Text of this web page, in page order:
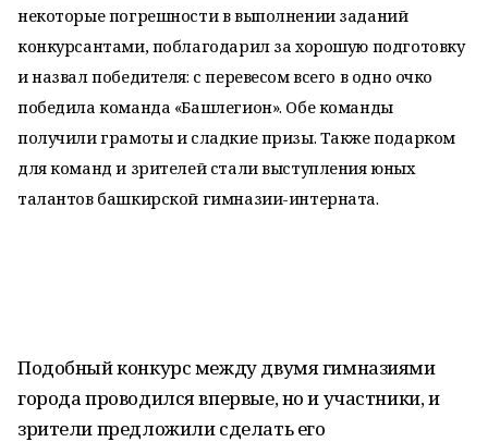
некоторые погрешности в выполнении заданий
конкурсантами, поблагодарил за хорошую подготовку
и назвал победителя: с перевесом всего в одно очко
победила команда «Башлегион». Обе команды
получили грамоты и сладкие призы. Также подарком
для команд и зрителей стали выступления юных
талантов башкирской гимназии-интерната.
Подобный конкурс между двумя гимназиями
города проводился впервые, но и участники, и
зрители предложили сделать его